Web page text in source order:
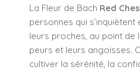
La Fleur de Bach Red
personnes qui
leurs proches, au point de
peurs et leurs angoisses.
cultiver la sérénité, la